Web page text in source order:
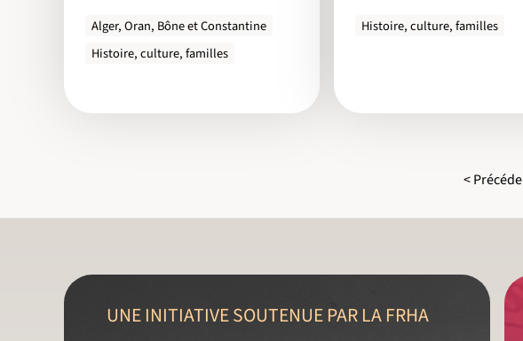
Alger, Oran, Bône et Constantine
Histoire, culture, familles
Histoire, culture, familles
<
UNE INITIATIVE SOUTENUE PAR LA FRHA